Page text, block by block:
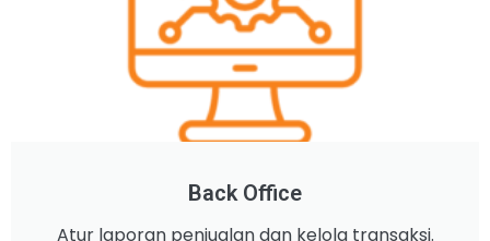
Back Office
Atur laporan penjualan dan kelola transaksi.